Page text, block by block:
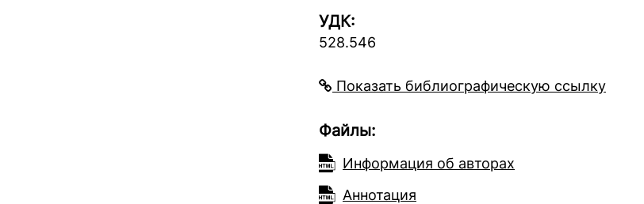
УДК:
528.546
Показать библиографическую ссылку
Файлы:
Информация об авторах
Аннотация